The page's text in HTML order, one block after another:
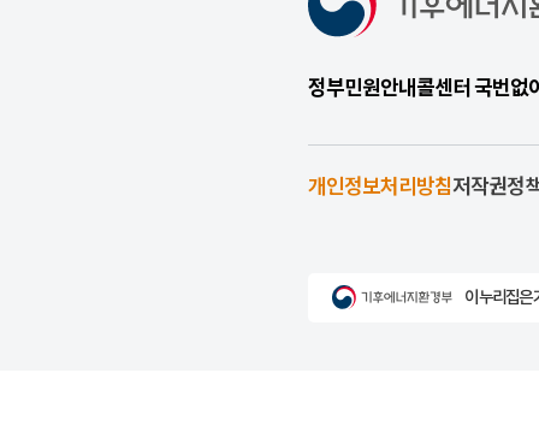
정부민원안내콜센터 국번
개인정보처리방침저작권정
이 누리집은